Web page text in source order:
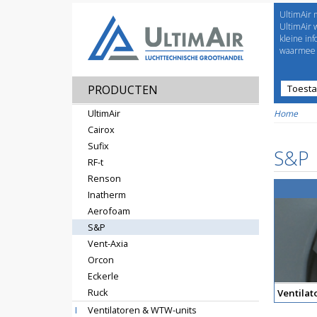
PRODUCTEN
UltimAir
Cairox
Sufix
RF-t
Renson
Inatherm
Aerofoam
S&P
Vent-Axia
Orcon
Eckerle
Ruck
I
Ventilatoren & WTW-units
UltimAir
UltimAir
kleine
Home
S&P